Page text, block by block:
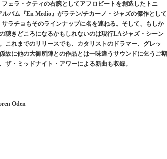
フェラ・クティの右腕としてアフロビートを創造したトニ
バム『En Medio』がラテン/チカーノ・ジャズの傑作として
ラチョもそのラインナップに名を連ねる。そして、もしか
聴きどころになるかもしれないのは現行LAジャズ・シーン
これまでのリリースでも、カタリストのドラマー、グレッ
故に他の大御所陣との作品とは一味違うサウンドに乞うご期
・ミッドナイト・アワーによる新曲も収録。
Oden